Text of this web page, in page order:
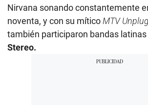
Nirvana sonando constantemente
noventa, y con su míticoMTV
también participaron bandas
Stereo.